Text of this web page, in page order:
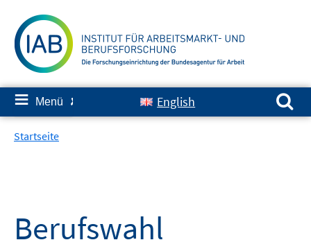
zum
Inhalt
≡ Menü ✘ English
Suchen nach:
Startseite
Berufswahl